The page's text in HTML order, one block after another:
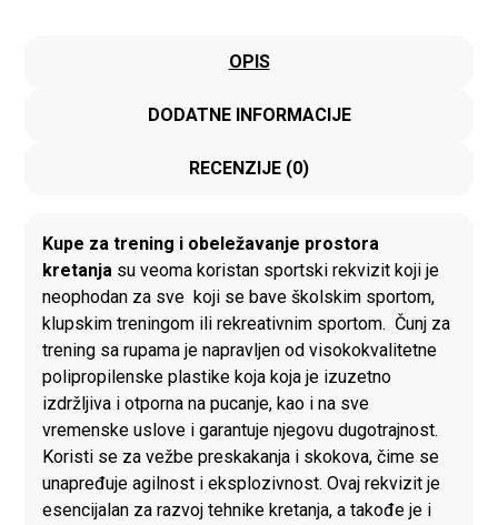
OPIS
DODATNE INFORMACIJE
RECENZIJE (0)
Kupe za trening i obeležavanje prostora
kretanja su veoma koristan sportski rekvizit koji je
neophodan za sve koji se bave školskim sportom,
klupskim treningom ili rekreativnim sportom. Čunj za
trening sa rupama je napravljen od visokokvalitetne
polipropilenske plastike koja koja je izuzetno
izdržljiva i otporna na pucanje, kao i na sve
vremenske uslove i garantuje njegovu dugotrajnost.
Koristi se za vežbe preskakanja i skokova, čime se
unapređuje agilnost i eksplozivnost. Ovaj rekvizit je
esencijalan za razvoj tehnike kretanja, a takođe je i